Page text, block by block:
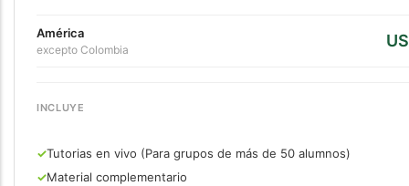
América
excepto Colombia
INCLUYE
Tutorias en vivo (Para grupos de más de 50 alumnos)
Material complementario